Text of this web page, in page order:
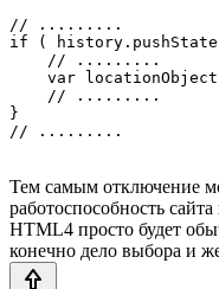
// .........
if (
    // .........
var
    // .........
}
Тем самым отключение
работоспособность
HTML4 просто будет
конечно дело выбора и